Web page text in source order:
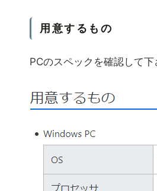
用意するもの
PCのスペックを確認して